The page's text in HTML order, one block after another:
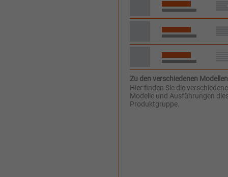
Zu den verschiedenen Modellen
Hier finden Sie die
Modelle und Ausführungen
Produktgruppe.